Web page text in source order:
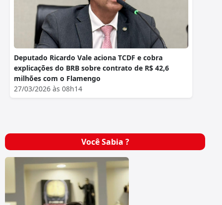
Deputado Ricardo Vale aciona TCDF e cobra
explicações do BRB sobre contrato de R$ 42,6
milhões com o Flamengo
27/03/2026 às 08h14
Você Sabia ?